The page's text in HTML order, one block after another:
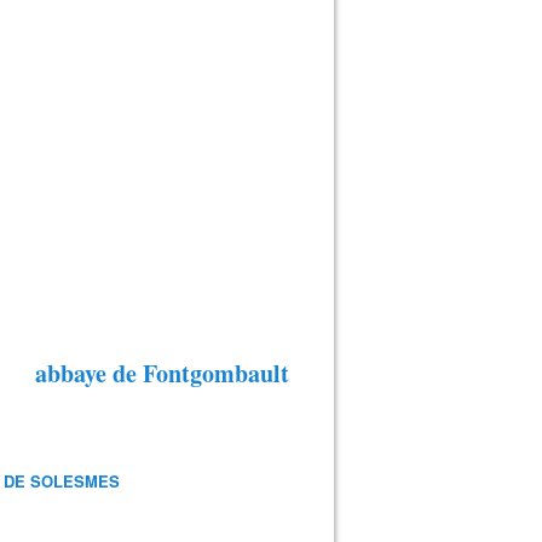
abbaye de Fontgombault
SOLESMES